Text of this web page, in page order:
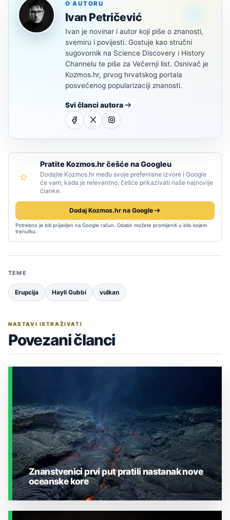
O AUTORU
Ivan Petričević
Ivan je novinar i autor koji piše o znanosti,
svemiru i povijesti. Gostuje kao stručni
sugovornik na Science Discovery i History
Channelu te piše za Večernji list. Osnivač je
Kozmos.hr, prvog hrvatskog portala
posvećenog popularizaciji znanosti.
Svi članci autora
Pratite Kozmos.hr češće na Googleu
Dodajte Kozmos.hr među svoje preferirane izvore i Google
će vam, kada je relevantno, češće prikazivati naše najnovije
članke.
Dodaj Kozmos.hr na Google
Potrebno je biti prijavljen na Google račun. Odabir možete promijeniti u bilo kojem
trenutku.
TEME
Erupcija Hayli Gubbi vulkan
NASTAVI ISTRAŽIVATI
Povezani članci
Znanstvenici prvi put pratili nastanak nove
oceanske kore